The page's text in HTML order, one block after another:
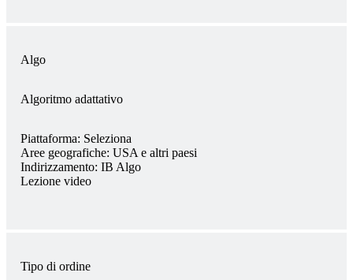
Algo
Algoritmo adattativo
Piattaforma: Seleziona
Aree geografiche: USA e altri paesi
Indirizzamento: IB Algo
Lezione video
Tipo di ordine